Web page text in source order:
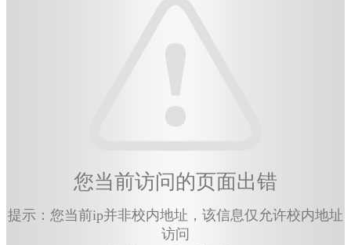
您当前访问的页面出错
提示：您当前ip并非校内地址，该信息仅允许校内地址
访问